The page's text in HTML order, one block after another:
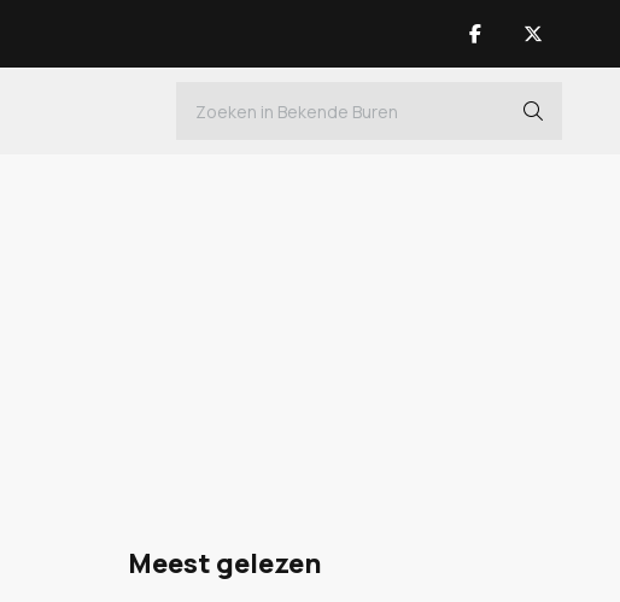
Meest gelezen